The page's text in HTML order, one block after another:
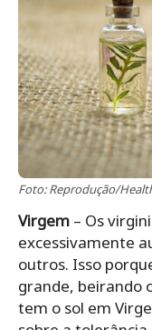
Foto: Reprodução/
Virgem – Os
excessivamente
outros. Isso
grande, beirando
tem o sol em